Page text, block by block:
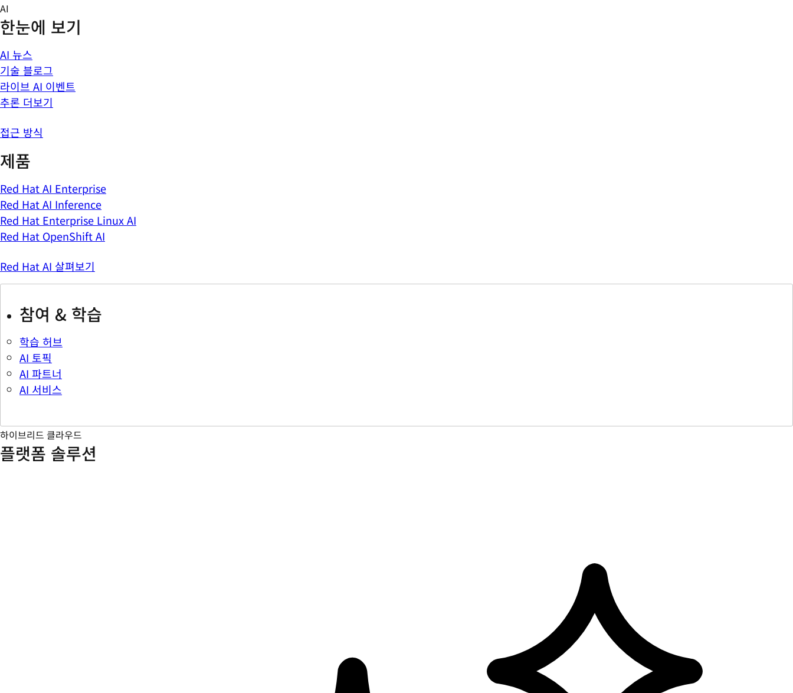
Skip
to
content
AI
한눈에 보기
AI 뉴스
기술 블로그
라이브 AI 이벤트
추론 더보기
접근 방식
제품
Red Hat AI Enterprise
Red Hat AI Inference
Red Hat Enterprise Linux AI
Red Hat OpenShift AI
Red Hat AI 살펴보기
참여 & 학습
학습 허브
AI 토픽
AI 파트너
AI 서비스
하이브리드 클라우드
플랫폼 솔루션